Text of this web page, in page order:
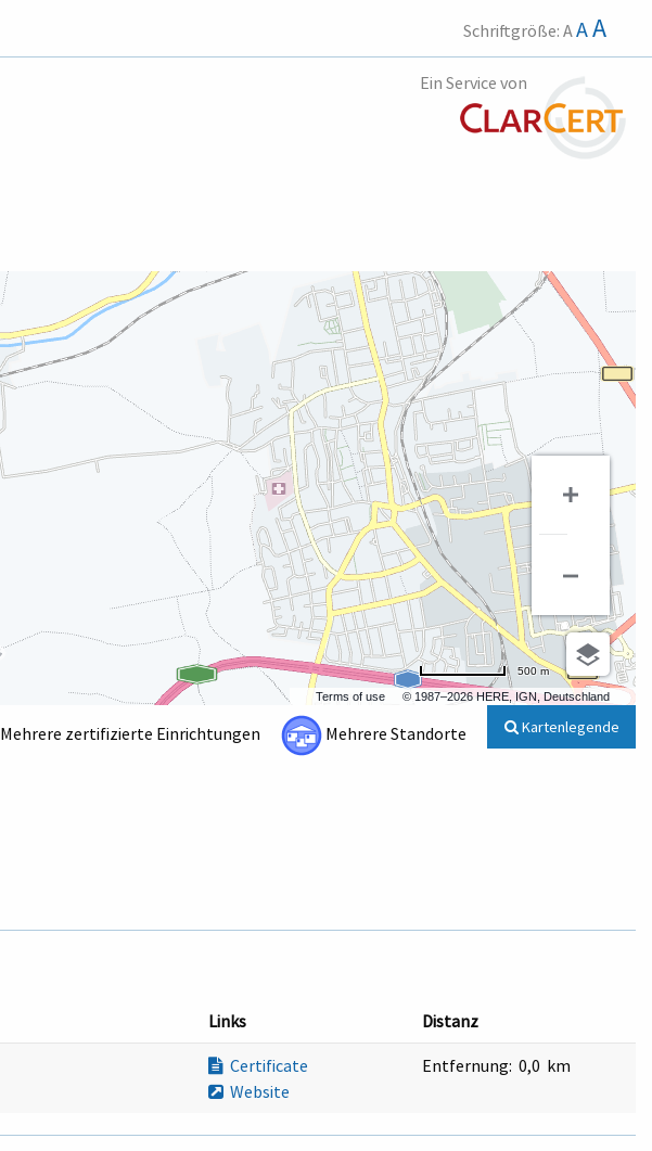
Schriftgröße: AAA
Ein Service von
Terms of use © 1987–2026 HERE, IGN, Deutschland
500 m
Mehrere zertifizierte Einrichtungen Mehrere Standorte Kartenlegende
Links Distanz
Certificate
Website
Entfernung: 0,0 km